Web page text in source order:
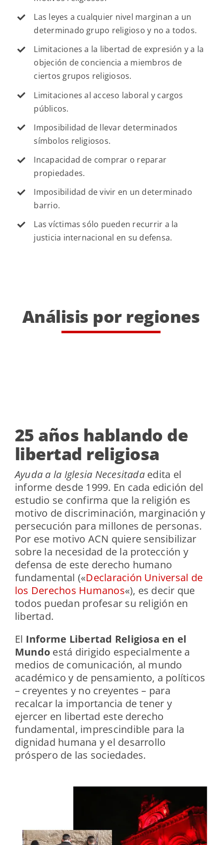
Las leyes a cualquier nivel marginan a un
determinado grupo religioso y no a todos.
Limitaciones a la libertad de expresión y a la
objeción de conciencia a miembros de
ciertos grupos religiosos.
Limitaciones al acceso laboral y cargos
públicos.
Imposibilidad de llevar determinados
símbolos religiosos.
Incapacidad de comprar o reparar
propiedades.
Imposibilidad de vivir en un determinado
barrio.
Las víctimas sólo pueden recurrir a la
justicia internacional en su defensa.
Análisis por regiones
25 años hablando de
libertad religiosa
Ayuda a la Iglesia Necesitadaedita el
informe desde 1999. En cada edición del
estudio se confirma que la religión es
motivo de discriminación, marginación y
persecución para millones de personas.
Por ese motivo ACN quiere sensibilizar
sobre la necesidad de la protección y
defensa de este derecho humano
fundamental («Declaración Universal de
los Derechos Humanos«), es decir que
todos puedan profesar su religión en
libertad.
El Informe Libertad Religiosa en el
Mundo está dirigido especialmente a
medios de comunicación, al mundo
académico y de pensamiento, a políticos
– creyentes y no creyentes – para
recalcar la importancia de tener y
ejercer en libertad este derecho
fundamental, imprescindible para la
dignidad humana y el desarrollo
próspero de las sociedades.